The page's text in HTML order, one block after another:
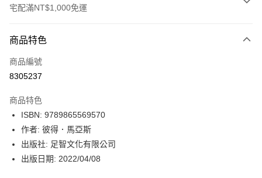
宅配滿NT$1,000免運
icash Pay
信用卡一次付款
LINE Pay
Apple Pay
街口支付
商品特色
商品編號
8305237
商品特色
ISBN: 9789865569570
作者: 彼得．馬亞斯
出版社: 足智文化有限公司
出版日期: 2022/04/08